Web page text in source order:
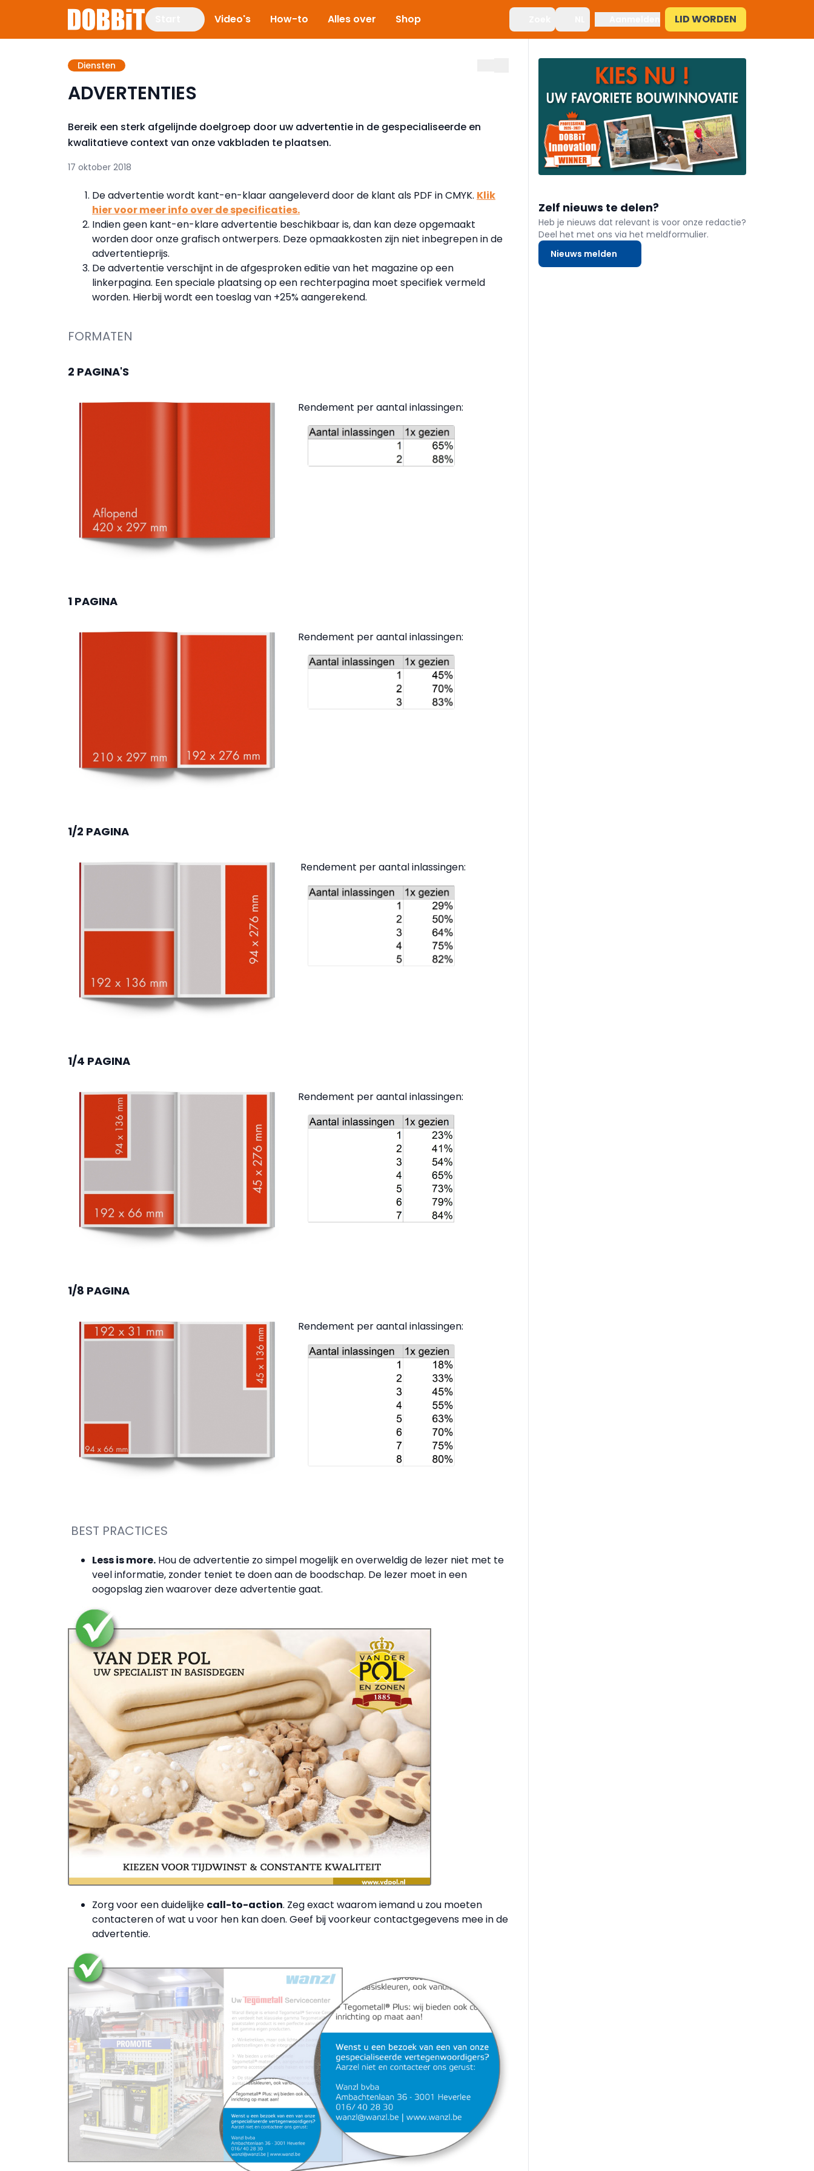
Video's How-to Alles over Shop LID WORDEN
Diensten
ADVERTENTIES
Bereik een sterk afgelijnde doelgroep door uw advertentie in de gespecialiseerde en
kwalitatieve context van onze vakbladen te plaatsen.
17 oktober 2018
De advertentie wordt kant-en-klaar aangeleverd door de klant als PDF in CMYK. Klik
hier voor meer info over de specificaties.
Indien geen kant-en-klare advertentie beschikbaar is, dan kan deze opgemaakt
worden door onze grafisch ontwerpers. Deze opmaakkosten zijn niet inbegrepen in de
advertentieprijs.
De advertentie verschijnt in de afgesproken editie van het magazine op een
linkerpagina. Een speciale plaatsing op een rechterpagina moet specifiek vermeld
worden. Hierbij wordt een toeslag van +25% aangerekend.
FORMATEN
2 PAGINA'S
Rendement per aantal inlassingen:
1 PAGINA
Rendement per aantal inlassingen:
1/2 PAGINA
Rendement per aantal inlassingen:
1/4 PAGINA
Rendement per aantal inlassingen:
1/8 PAGINA
Rendement per aantal inlassingen:
BEST PRACTICES
Less is more. Hou de advertentie zo simpel mogelijk en overweldig de lezer niet met te
veel informatie, zonder teniet te doen aan de boodschap. De lezer moet in een
oogopslag zien waarover deze advertentie gaat.
Zorg voor een duidelijke call-to-action. Zeg exact waarom iemand u zou moeten
contacteren of wat u voor hen kan doen. Geef bij voorkeur contactgegevens mee in de
advertentie.
Zelf nieuws te delen?
Heb je nieuws dat relevant is voor onze redactie?
Deel het met ons via het meldformulier.
Nieuws melden